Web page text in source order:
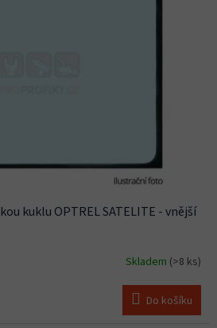
kuklu OPTREL SATELITE - vnější
Skladem (>8 ks)
Do košíku